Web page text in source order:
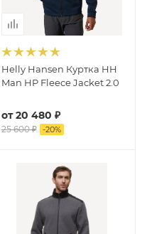
Helly Hansen Куртка HH
Man HP Fleece Jacket 2.0
от20 480 ₽
25 600 ₽ -20%